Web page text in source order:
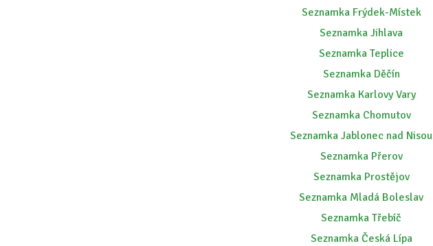
Seznamka Frýdek-Místek
Seznamka Jihlava
Seznamka Teplice
Seznamka Děčín
Seznamka Karlovy Vary
Seznamka Chomutov
Seznamka Jablonec nad Nisou
Seznamka Přerov
Seznamka Prostějov
Seznamka Mladá Boleslav
Seznamka Třebíč
Seznamka Česká Lípa